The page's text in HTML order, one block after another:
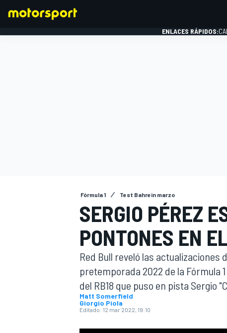
INDYCAR
ENLACES RÁPIDOS:
Fórmula 1 Test Bahrein marzo
SERGIO PÉREZ
PONTONES EN
Red Bull reveló las actualizaciones
pretemporada 2022 de la Fórmula
del RB18 que puso en pista Sergio
Matt Somerfield
Giorgio Piola
Editado: 12 mar 2022, 19:10